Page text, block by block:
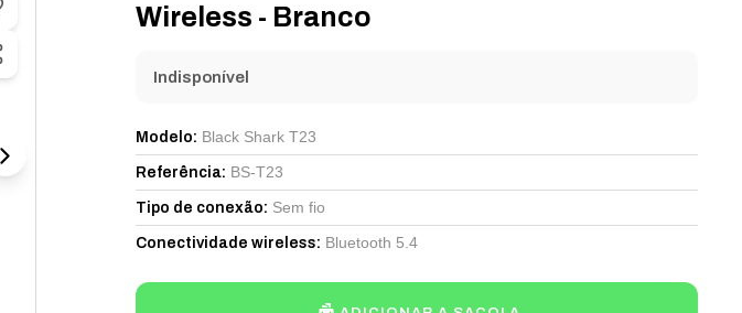
Wireless - Branco
Indisponível
Modelo: Black Shark T23
Referência: BS-T23
Tipo de conexão: Sem fio
Conectividade wireless: Bluetooth 5.4